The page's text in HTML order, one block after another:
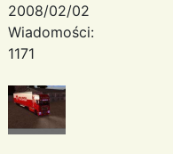
2008/02/02
Wiadomości:
1171